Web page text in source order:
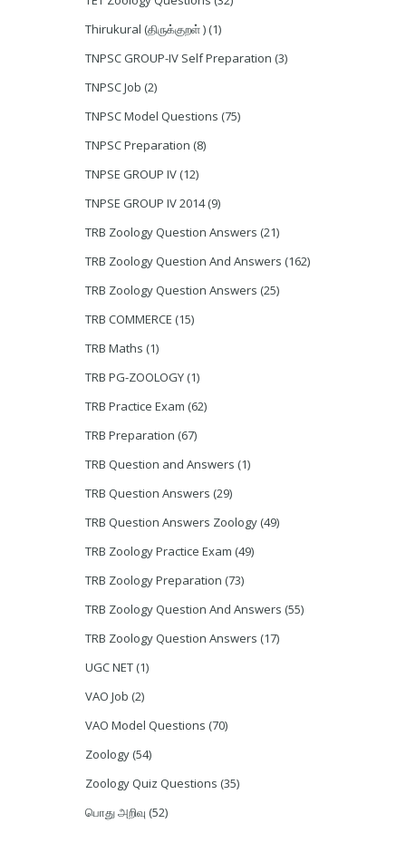
Thirukural (திருக்குறள் ) (1)
TNPSC GROUP-IV Self Preparation (3)
TNPSC Job (2)
TNPSC Model Questions (75)
TNPSC Preparation (8)
TNPSE GROUP IV (12)
TNPSE GROUP IV 2014 (9)
TRB Zoology Question Answers (21)
TRB Zoology Question And Answers (162)
TRB Zoology Question Answers (25)
TRB COMMERCE (15)
TRB Maths (1)
TRB PG-ZOOLOGY (1)
TRB Practice Exam (62)
TRB Preparation (67)
TRB Question and Answers (1)
TRB Question Answers (29)
TRB Question Answers Zoology (49)
TRB Zoology Practice Exam (49)
TRB Zoology Preparation (73)
TRB Zoology Question And Answers (55)
TRB Zoology Question Answers (17)
UGC NET (1)
VAO Job (2)
VAO Model Questions (70)
Zoology (54)
Zoology Quiz Questions (35)
பொது அறிவு (52)